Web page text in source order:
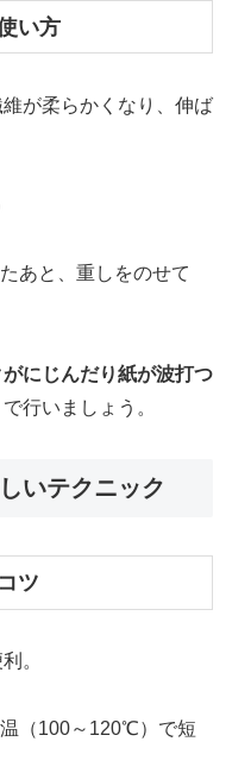
い方
が柔らかくなり、伸ば
あと、重しをのせて
にじんだり紙が波打つ
行いましょう。
いテクニック
ツ
。
（100～120℃）で短